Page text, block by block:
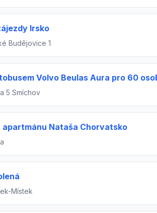
Irsko
Budějovice 1
Volvo Beulas Aura pro 60
5 Smíchov
apartmánu Nataša Chorvatsko
Místek